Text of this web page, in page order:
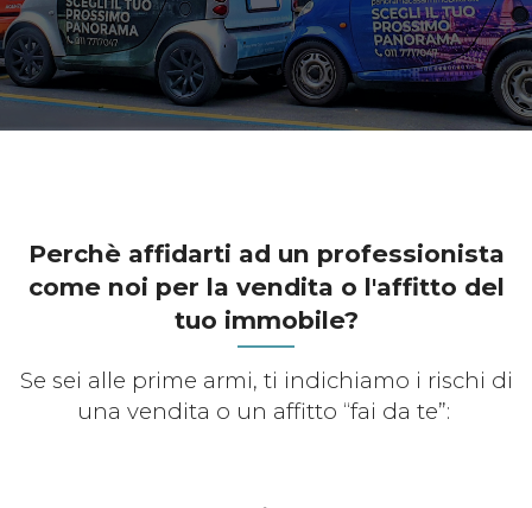
Perchè affidarti ad un professionista
come noi per la vendita o l'affitto del
tuo immobile?
Se sei alle prime armi, ti indichiamo i rischi di
una vendita o un affitto “fai da te”: